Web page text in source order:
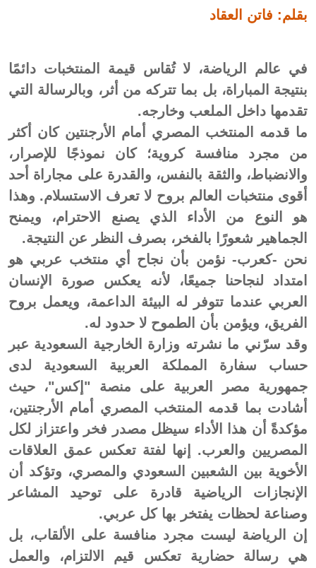
بقلم: فاتن العقاد
في عالم الرياضة، لا تُقاس قيمة المنتخبات دائمًا
بنتيجة المباراة، بل بما تتركه من أثر، وبالرسالة التي
تقدمها داخل الملعب وخارجه.
ما قدمه المنتخب المصري أمام الأرجنتين كان أكثر
من مجرد منافسة كروية؛ كان نموذجًا للإصرار،
والانضباط، والثقة بالنفس، والقدرة على مجاراة أحد
أقوى منتخبات العالم بروح لا تعرف الاستسلام. وهذا
هو النوع من الأداء الذي يصنع الاحترام، ويمنح
الجماهير شعورًا بالفخر، بصرف النظر عن النتيجة.
نحن -كعرب- نؤمن بأن نجاح أي منتخب عربي هو
امتداد لنجاحنا جميعًا، لأنه يعكس صورة الإنسان
العربي عندما تتوفر له البيئة الداعمة، ويعمل بروح
الفريق، ويؤمن بأن الطموح لا حدود له.
وقد سرّني ما نشرته وزارة الخارجية السعودية عبر
حساب سفارة المملكة العربية السعودية لدى
جمهورية مصر العربية على منصة "إكس"، حيث
أشادت بما قدمه المنتخب المصري أمام الأرجنتين،
مؤكدةً أن هذا الأداء سيظل مصدر فخر واعتزاز لكل
المصريين والعرب. إنها لفتة تعكس عمق العلاقات
الأخوية بين الشعبين السعودي والمصري، وتؤكد أن
الإنجازات الرياضية قادرة على توحيد المشاعر
وصناعة لحظات يفتخر بها كل عربي.
إن الرياضة ليست مجرد منافسة على الألقاب، بل
هي رسالة حضارية تعكس قيم الالتزام، والعمل